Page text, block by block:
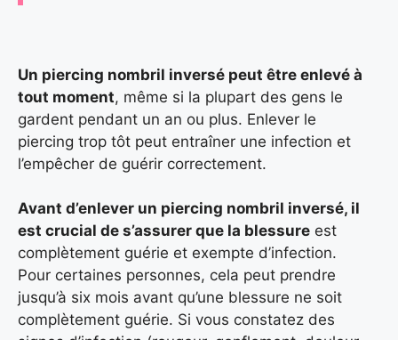
Un piercing nombril inversé peut être enlevé à
tout moment, même si la plupart des gens le
gardent pendant un an ou plus. Enlever le
piercing trop tôt peut entraîner une infection et
l’empêcher de guérir correctement.
Avant d’enlever un piercing nombril inversé, il
est crucial de s’assurer que la blessure est
complètement guérie et exempte d’infection.
Pour certaines personnes, cela peut prendre
jusqu’à six mois avant qu’une blessure ne soit
complètement guérie. Si vous constatez des